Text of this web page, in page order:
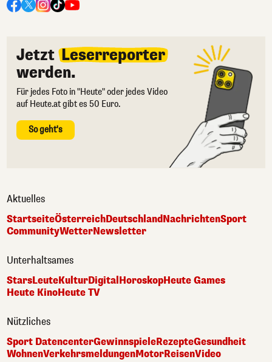
Jetzt Leserreporter
werden.
Für jedes Foto in "Heute" oder jedes Video
auf Heute.at gibt es 50 Euro.
So geht's
Aktuelles
StartseiteÖsterreichDeutschlandNachrichtenSport
CommunityWetterNewsletter
Unterhaltsames
StarsLeuteKulturDigital HoroskopHeute Games
Heute KinoHeute TV
Nützliches
Sport DatencenterGewinnspieleRezepteGesundheit
WohnenVerkehrsmeldungenMotorReisenVideo